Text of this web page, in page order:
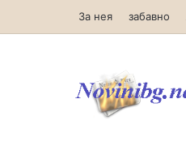
За нея забавно